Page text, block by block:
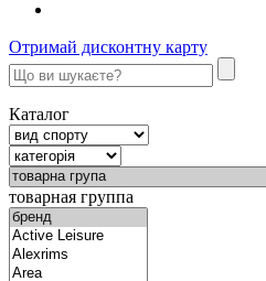
Отримай дисконтну карту
Каталог
товарная группа